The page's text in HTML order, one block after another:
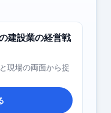
建設業の経営戦
現場の両面から捉